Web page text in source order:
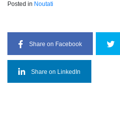
Posted in Noutati
Share on Facebook
Share on LinkedIn